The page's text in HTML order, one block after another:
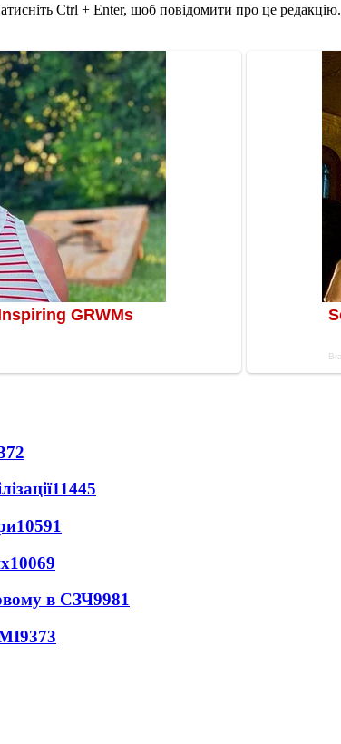
Ctrl + Enter, щоб повідомити про це редакцію.
11445
10591
10069
в СЗЧ9981
9373